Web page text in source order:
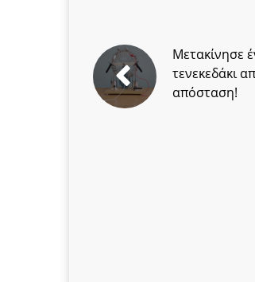
Μετακίνησε
τενεκεδάκι
απόσταση!